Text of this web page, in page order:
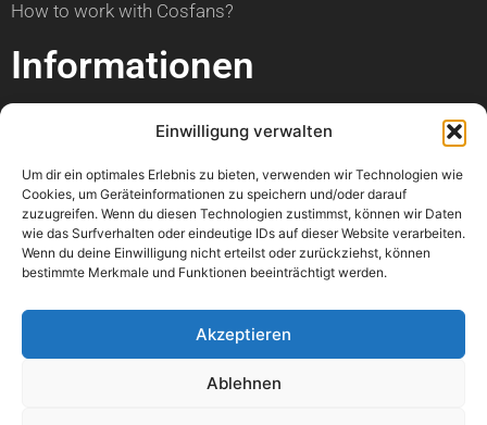
Einwilligung verwalten
Um dir ein optimales Erlebnis zu bieten, verwenden wir Technologien wie
Cookies, um Geräteinformationen zu speichern und/oder darauf
zuzugreifen. Wenn du diesen Technologien zustimmst, können wir Daten
wie das Surfverhalten oder eindeutige IDs auf dieser Website verarbeiten.
Wenn du deine Einwilligung nicht erteilst oder zurückziehst, können
bestimmte Merkmale und Funktionen beeinträchtigt werden.
Akzeptieren
Ablehnen
How to work with Cosfans?
Informationen
Datenschutzerklärung
Hilfe
Wann ist mein Foto online?
Kann ich meine Con bewerben?
Wo kann ich einen Fehler melden?